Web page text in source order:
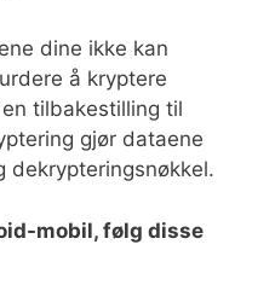
dine ikke kan
å kryptere
tilbakestilling til
gjør dataene
dekrypteringsnøkkel.
mobil, følg disse